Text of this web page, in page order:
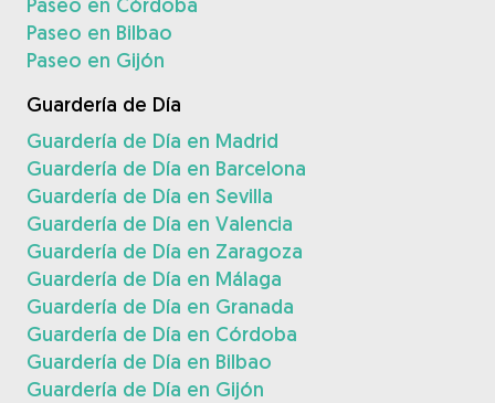
Paseo en Bilbao
Paseo en Gijón
Guardería de Día
Guardería de Día en Madrid
Guardería de Día en Barcelona
Guardería de Día en Sevilla
Guardería de Día en Valencia
Guardería de Día en Zaragoza
Guardería de Día en Málaga
Guardería de Día en Granada
Guardería de Día en Córdoba
Guardería de Día en Bilbao
Guardería de Día en Gijón